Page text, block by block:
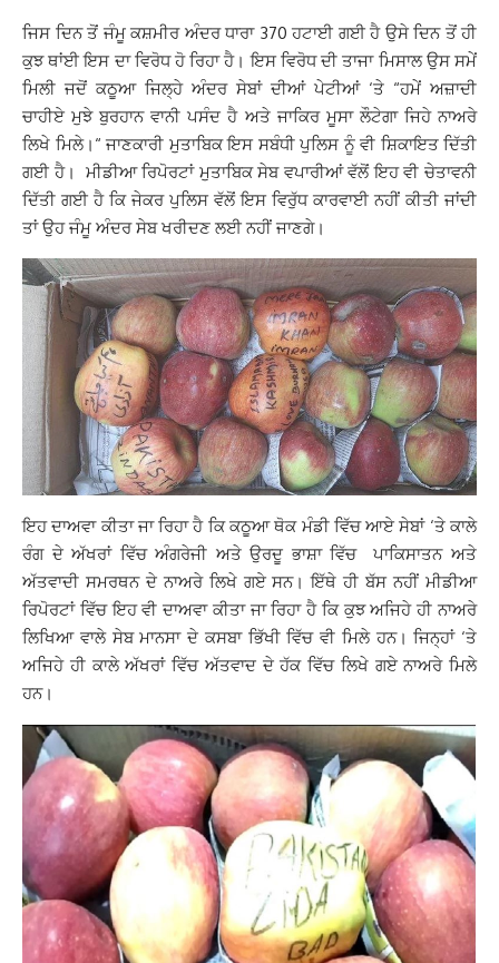
ਜਿਸ ਦਿਨ ਤੋਂ ਜੰਮੂ ਕਸ਼ਮੀਰ ਅੰਦਰ ਧਾਰਾ 370 ਹਟਾਈ ਗਈ ਹੈ ਉਸੇ ਦਿਨ ਤੋਂ ਹੀ
ਕੁਝ ਥਾਂਈ ਇਸ ਦਾ ਵਿਰੋਧ ਹੋ ਰਿਹਾ ਹੈ। ਇਸ ਵਿਰੋਧ ਦੀ ਤਾਜਾ ਮਿਸਾਲ ਉਸ ਸਮੇਂ
ਮਿਲੀ ਜਦੋਂ ਕਠੂਆ ਜਿਲ੍ਹੇ ਅੰਦਰ ਸੇਬਾਂ ਦੀਆਂ ਪੇਟੀਆਂ ‘ਤੇ “ਹਮੇਂ ਅਜ਼ਾਦੀ
ਚਾਹੀਏ ਮੁਝੇ ਬੁਰਹਾਨ ਵਾਨੀ ਪਸੰਦ ਹੈ ਅਤੇ ਜਾਕਿਰ ਮੂਸਾ ਲੌਟੇਗਾ ਜਿਹੇ ਨਾਅਰੇ
ਲਿਖੇ ਮਿਲੇ।“ ਜਾਣਕਾਰੀ ਮੁਤਾਬਿਕ ਇਸ ਸਬੰਧੀ ਪੁਲਿਸ ਨੂੰ ਵੀ ਸ਼ਿਕਾਇਤ ਦਿੱਤੀ
ਗਈ ਹੈ। ਮੀਡੀਆ ਰਿਪੋਰਟਾਂ ਮੁਤਾਬਿਕ ਸੇਬ ਵਪਾਰੀਆਂ ਵੱਲੋਂ ਇਹ ਵੀ ਚੇਤਾਵਨੀ
ਦਿੱਤੀ ਗਈ ਹੈ ਕਿ ਜੇਕਰ ਪੁਲਿਸ ਵੱਲੋਂ ਇਸ ਵਿਰੁੱਧ ਕਾਰਵਾਈ ਨਹੀਂ ਕੀਤੀ ਜਾਂਦੀ
ਤਾਂ ਉਹ ਜੰਮੂ ਅੰਦਰ ਸੇਬ ਖਰੀਦਣ ਲਈ ਨਹੀਂ ਜਾਣਗੇ।
ਇਹ ਦਾਅਵਾ ਕੀਤਾ ਜਾ ਰਿਹਾ ਹੈ ਕਿ ਕਠੂਆ ਥੋਕ ਮੰਡੀ ਵਿੱਚ ਆਏ ਸੇਬਾਂ ‘ਤੇ ਕਾਲੇ
ਰੰਗ ਦੇ ਅੱਖਰਾਂ ਵਿੱਚ ਅੰਗਰੇਜੀ ਅਤੇ ਉਰਦੂ ਭਾਸ਼ਾ ਵਿੱਚ ਪਾਕਿਸਾਤਨ ਅਤੇ
ਅੱਤਵਾਦੀ ਸਮਰਥਨ ਦੇ ਨਾਅਰੇ ਲਿਖੇ ਗਏ ਸਨ। ਇੱਥੇ ਹੀ ਬੱਸ ਨਹੀਂ ਮੀਡੀਆ
ਰਿਪੋਰਟਾਂ ਵਿੱਚ ਇਹ ਵੀ ਦਾਅਵਾ ਕੀਤਾ ਜਾ ਰਿਹਾ ਹੈ ਕਿ ਕੁਝ ਅਜਿਹੇ ਹੀ ਨਾਅਰੇ
ਲਿਖਿਆ ਵਾਲੇ ਸੇਬ ਮਾਨਸਾ ਦੇ ਕਸਬਾ ਭਿੱਖੀ ਵਿੱਚ ਵੀ ਮਿਲੇ ਹਨ। ਜਿਨ੍ਹਾਂ ‘ਤੇ
ਅਜਿਹੇ ਹੀ ਕਾਲੇ ਅੱਖਰਾਂ ਵਿੱਚ ਅੱਤਵਾਦ ਦੇ ਹੱਕ ਵਿੱਚ ਲਿਖੇ ਗਏ ਨਾਅਰੇ ਮਿਲੇ
ਹਨ।